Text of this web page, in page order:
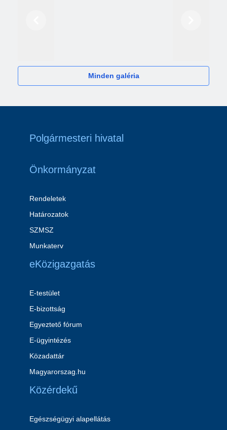
Minden galéria
Polgármesteri hivatal
Önkormányzat
Rendeletek
Határozatok
SZMSZ
Munkaterv
eKözigazgatás
E-testület
E-bizottság
Egyeztető fórum
E-ügyintézés
Közadattár
Magyarorszag.hu
Közérdekű
Egészségügyi alapellátás